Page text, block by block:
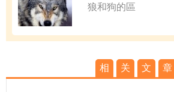
狼和狗的區
相 关 文 章